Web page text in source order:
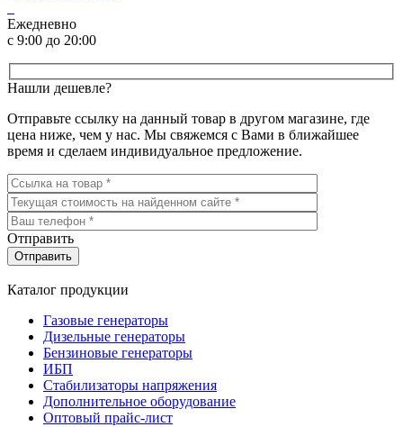
Ежедневно
с 9:00 до 20:00
Нашли дешевле?
Отправьте ссылку на данный товар в другом магазине, где
цена ниже, чем у нас. Мы свяжемся с Вами в ближайшее
время и сделаем индивидуальное предложение.
Отправить
Каталог продукции
Газовые генераторы
Дизельные генераторы
Бензиновые генераторы
ИБП
Стабилизаторы напряжения
Дополнительное оборудование
Оптовый прайс-лист